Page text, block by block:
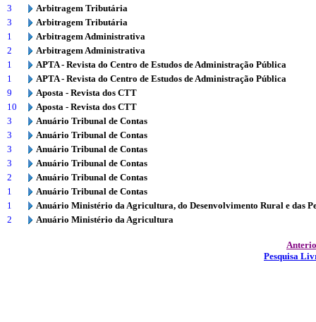
3
Arbitragem Tributária
3
Arbitragem Tributária
1
Arbitragem Administrativa
2
Arbitragem Administrativa
1
APTA - Revista do Centro de Estudos de Administração Pública
1
APTA - Revista do Centro de Estudos de Administração Pública
9
Aposta - Revista dos CTT
10
Aposta - Revista dos CTT
3
Anuário Tribunal de Contas
3
Anuário Tribunal de Contas
3
Anuário Tribunal de Contas
3
Anuário Tribunal de Contas
2
Anuário Tribunal de Contas
1
Anuário Tribunal de Contas
1
Anuário Ministério da Agricultura, do Desenvolvimento Rural e das
2
Anuário Ministério da Agricultura
Pesquisa